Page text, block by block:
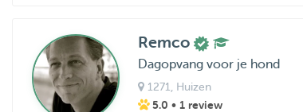
Remco
Dagopvang voor je hond
1271 , Huizen
5.0 • 1 review